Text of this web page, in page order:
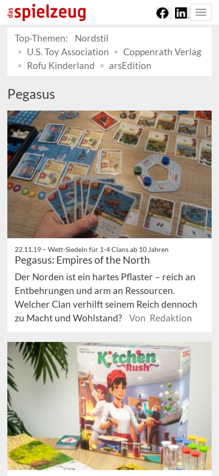
Top-Themen:
Nordstil
U.S. Toy Association
Coppenrath Verlag
Rofu Kinderland
arsEdition
Pegasus
22.11.19 – Wett-Siedeln für 1-4 Clans ab 10 Jahren
Pegasus: Empires of the North
Der Norden ist ein hartes Pflaster – reich an
Entbehrungen und arm an Ressourcen.
Welcher Clan verhilft seinem Reich dennoch
zu Macht und Wohlstand?
Von Redaktion